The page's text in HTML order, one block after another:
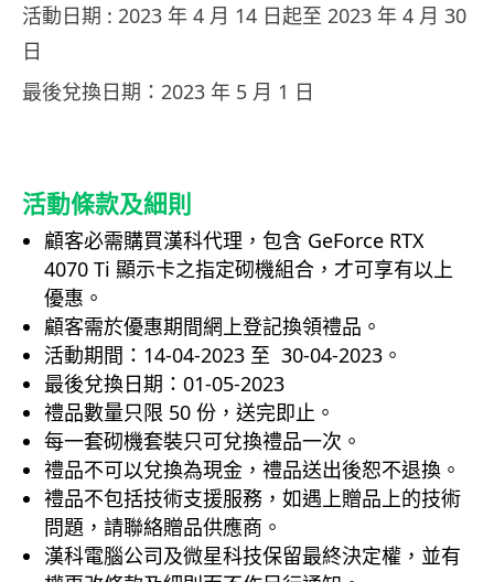
活動日期 : 2023 年 4 月 14 日起至 2023 年 4 月 30
日
最後兌換日期：2023 年 5 月 1 日
活動條款及細則
顧客必需購買漢科代理，包含 GeForce RTX
4070 Ti 顯示卡之指定砌機組合，才可享有以上
優惠。
顧客需於優惠期間網上登記換領禮品。
活動期間：14-04-2023 至 30-04-2023。
最後兌換日期：01-05-2023
禮品數量只限 50 份，送完即止。
每一套砌機套裝只可兌換禮品一次。
禮品不可以兌換為現金，禮品送出後恕不退換。
禮品不包括技術支援服務，如遇上贈品上的技術
問題，請聯絡贈品供應商。
漢科電腦公司及微星科技保留最終決定權，並有